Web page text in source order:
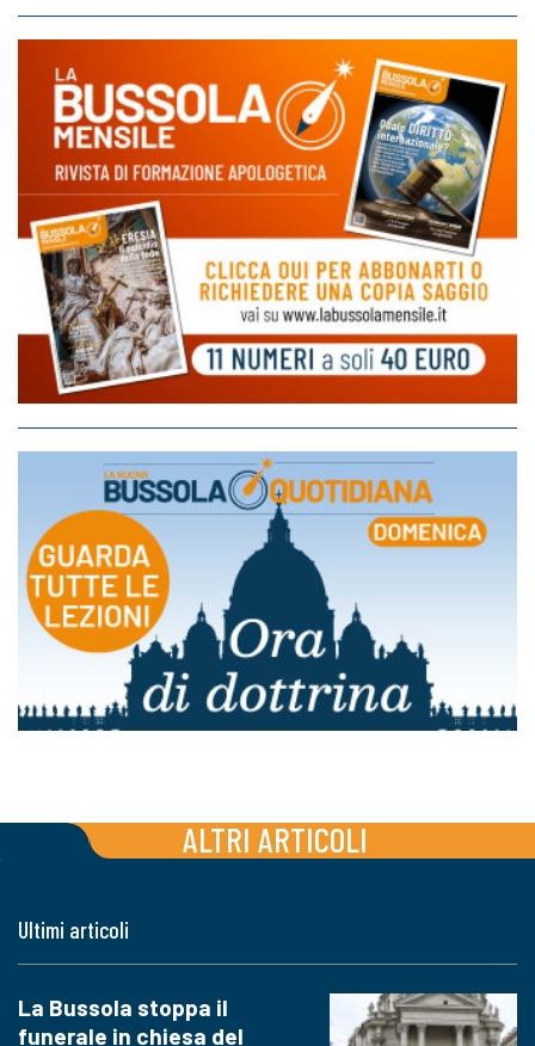
ALTRI ARTICOLI
Ultimi articoli
La Bussola stoppa il
funerale in chiesa del